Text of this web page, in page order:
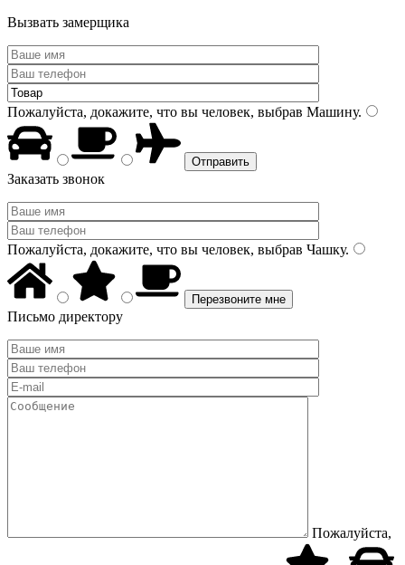
Вызвать замерщика
Пожалуйста, докажите, что вы человек, выбрав Машину.
Заказать звонок
Пожалуйста, докажите, что вы человек, выбрав Чашку.
Письмо директору
Пожалуйста,